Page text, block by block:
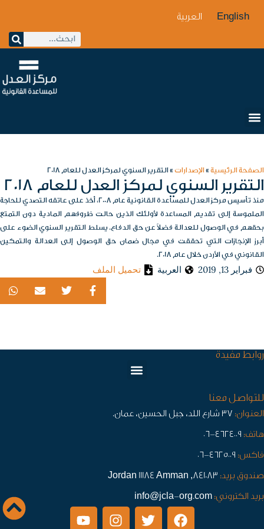
English العربية
الصفحة الرئيسية » الإصدارات » التقرير السنوي لمركز العدل للعام 2018
التقرير السنوي لمركز العدل للعام 2018
منذ تأسيس مركز العدل للمساعدة القانونية عام 2008، أخذ على عاتقه التصدي للحاجة
الملموسة إلى تقديم المساعدة لأولئك الذين حالت ظروفهم المادية دون التمتع
بحقهم في الوصول للعدالة فضلاً عن حق الدفاع. يسلط التقرير السنوي الضوء على
أبرز الإنجازات التي تحققت في مجال ضمان حق الوصول إلى العدالة والتمكين
القانوني في الأردن خلال عام 2018.
فبراير 13, 2019 العربية تحميل الملف
روابط مفيدة
للتواصل معنا
العنوان:
هاتف:
فاكس:
صندوق بريد:
بريد الكتروني: